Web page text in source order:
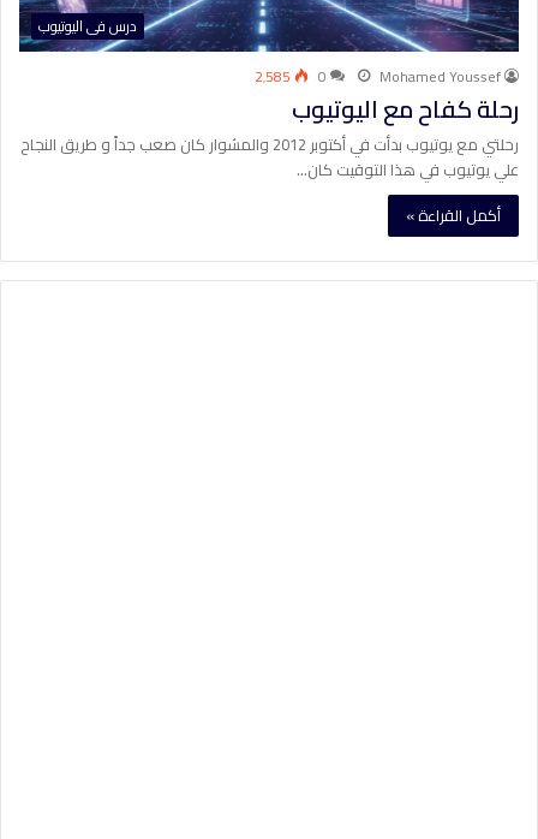
درس فى اليوتيوب
Mohamed Youssef
0 2٬585
رحلة كفاح مع اليوتيوب
رحلتي مع يوتيوب بدأت في أكتوبر 2012 والمشوار كان صعب جداً و طريق النجاح
علي يوتيوب في هذا التوقيت كان…
أكمل القراءة »